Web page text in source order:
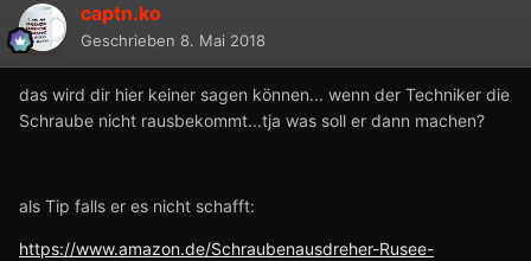
captn.ko
Geschrieben 8. Mai 2018
das wird dir hier keiner sagen können... wenn der Techniker die
Schraube nicht rausbekommt...tja was soll er dann machen?
als Tip falls er es nicht schafft:
https://www.amazon.de/Schraubenausdreher-Rusee-